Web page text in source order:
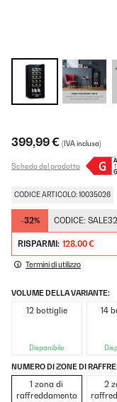
399,99 € (IVA inclusa)
Scheda del prodotto
CODICE ARTICOLO: 10035026
-32% CODICE:
RISPARMI: 128,00 €
Termini di utilizzo
VOLUME DELLA VARIANTE:
12 bottiglie
Disponibile
14
NUMERO DI ZONE DI
1 zona di
raffreddamento
2